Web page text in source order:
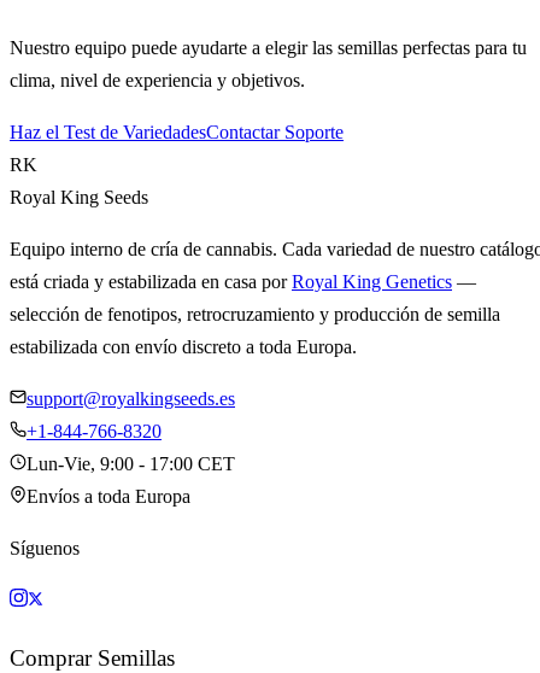
Nuestro equipo puede ayudarte a elegir las semillas perfectas para tu
clima, nivel de experiencia y objetivos.
Haz el Test de VariedadesContactar Soporte
RK
Royal King Seeds
Equipo interno de cría de cannabis. Cada variedad de nuestro
está criada y estabilizada en casa porRoyal King Genetics —
selección de fenotipos, retrocruzamiento y producción de semilla
estabilizada con envío discreto a toda Europa.
support@royalkingseeds.es
+1-844-766-8320
Lun-Vie, 9:00 - 17:00 CET
Envíos a toda Europa
Síguenos
Comprar Semillas